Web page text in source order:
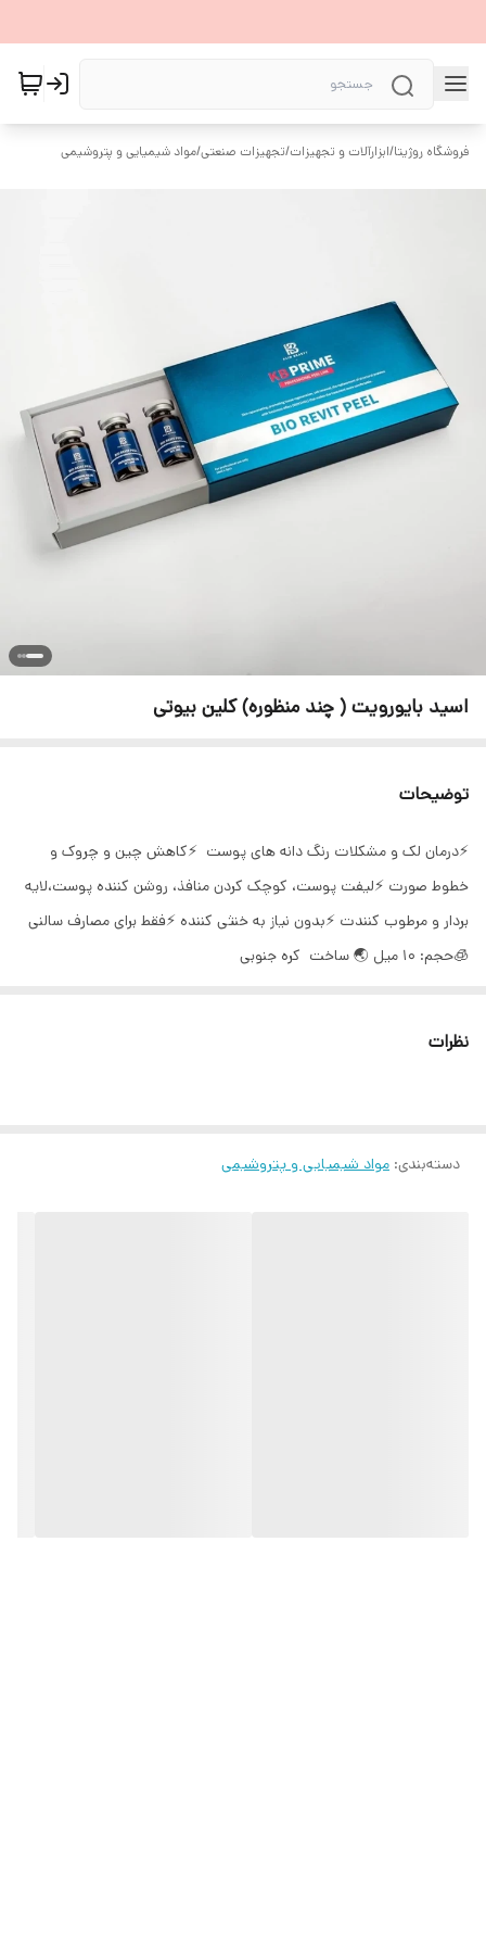
فروشگاه روژیتا/ابزارآلات و تجهیزات/تجهیزات صنعتی/مواد شیمیایی و پتروشیمی
اسید بایورویت ( چند منظوره) کلین بیوتی
توضیحات
⚡️درمان لک و مشکلات رنگ دانه های پوست ⚡️کاهش چین و چروک و
خطوط صورت ⚡️لیفت پوست، کوچک کردن منافذ، روشن کننده پوست،لایه
بردار و مرطوب کنندت ⚡️بدون نیاز به خنثی کننده ⚡️فقط برای مصارف سالنی
🧊حجم: 10 میل 🌏 ساخت کره جنوبی
نظرات
دسته‌بندی: مواد شیمیایی و پتروشیمی